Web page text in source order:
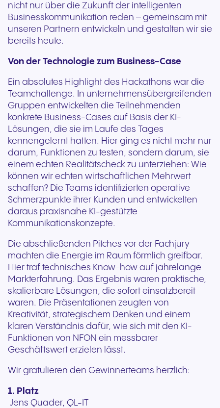
nicht nur über die Zukunft der intelligenten
Businesskommunikation reden – gemeinsam mit
unseren Partnern entwickeln und gestalten wir sie
bereits heute.
Von der Technologie zum Business-Case
Ein absolutes Highlight des Hackathons war die
Teamchallenge. In unternehmensübergreifenden
Gruppen entwickelten die Teilnehmenden
konkrete Business-Cases auf Basis der KI-
Lösungen, die sie im Laufe des Tages
kennengelernt hatten. Hier ging es nicht mehr nur
darum, Funktionen zu testen, sondern darum, sie
einem echten Realitätscheck zu unterziehen: Wie
können wir echten wirtschaftlichen Mehrwert
schaffen? Die Teams identifizierten operative
Schmerzpunkte ihrer Kunden und entwickelten
daraus praxisnahe KI-gestützte
Kommunikationskonzepte.
Die abschließenden Pitches vor der Fachjury
machten die Energie im Raum förmlich greifbar.
Hier traf technisches Know-how auf jahrelange
Markterfahrung. Das Ergebnis waren praktische,
skalierbare Lösungen, die sofort einsatzbereit
waren. Die Präsentationen zeugten von
Kreativität, strategischem Denken und einem
klaren Verständnis dafür, wie sich mit den KI-
Funktionen von NFON ein messbarer
Geschäftswert erzielen lässt.
Wir gratulieren den Gewinnerteams herzlich:
1. Platz
Jens Quader, QL-IT